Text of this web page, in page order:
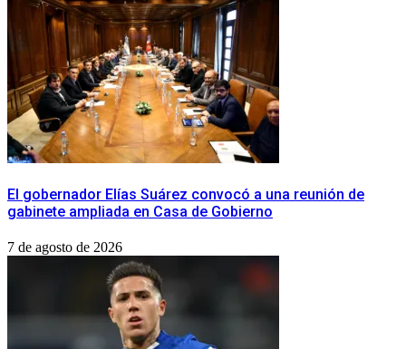
​El gobernador Elías Suárez convocó a una reunión de
gabinete ampliada en Casa de Gobierno
7 de agosto de 2026